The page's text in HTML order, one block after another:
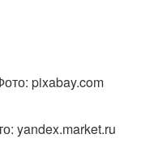
pixabay.com
yandex.market.ru